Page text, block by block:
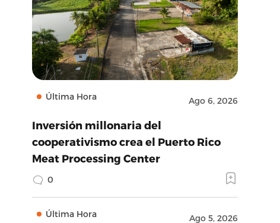
Última Hora Ago 6, 2026
Inversión millonaria del
cooperativismo crea el Puerto Rico
Meat Processing Center
0
Última Hora Ago 5, 2026